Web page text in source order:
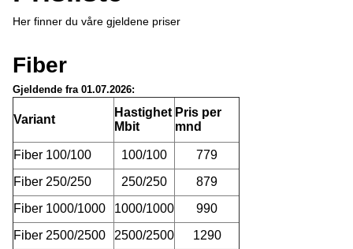
Her finner du våre gjeldene priser
Fiber
Gjeldende fra 01.07.2026:
Variant
Hastighet
Mbit
Pris per
mnd
Fiber 100/100 100/100
779
Fiber 250/250
250/250
879
Fiber 1000/1000
1000/1000
990
Fiber 2500/2500
2500/2500
1290